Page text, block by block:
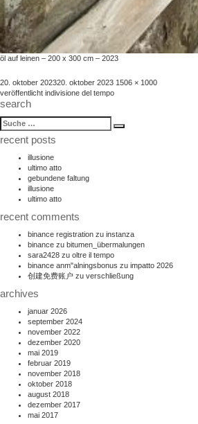
öl auf leinen – 200 x 300 cm – 2023
veröffentlicht
am
20. oktober 202320. oktober 2023 volle
1506 × 1000
beitragsnavigation
veröffentlicht indivisione del tempo
search
suche
nach:
Suche
recent posts
illusione
ultimo atto
gebundene faltung
illusione
ultimo atto
recent comments
binance registration zu instanza
binance zu bitumen_übermalungen
sara2428 zu oltre il tempo
binance anm"alningsbonus zu impatto 2026
创建免费账户 zu verschließung
archives
januar 2026
september 2024
november 2022
dezember 2020
mai 2019
februar 2019
november 2018
oktober 2018
august 2018
dezember 2017
mai 2017